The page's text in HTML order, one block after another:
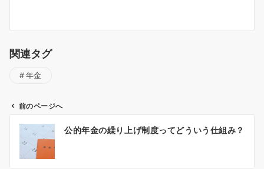
関連タグ
年金
前のページへ
公的年金の繰り上げ制度ってどういう仕組み？